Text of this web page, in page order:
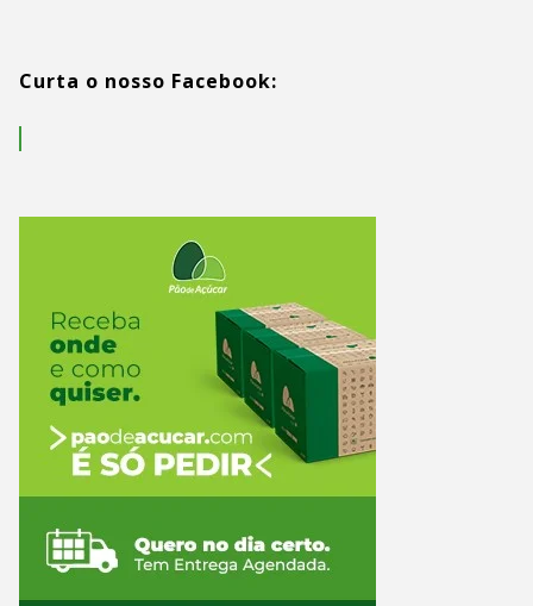
Curta o nosso Facebook: